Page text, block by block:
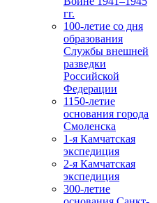
гг.
100-летие со дня
образования
Службы внешней
разведки
Российской
Федерации
1150-летие
основания города
Смоленска
1-я Камчатская
экспедиция
2-я Камчатская
экспедиция
300-летие